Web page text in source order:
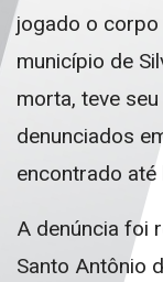
jogado o
município de
morta, teve
denunciados
encontrado até
A denúncia foi
Santo Antônio